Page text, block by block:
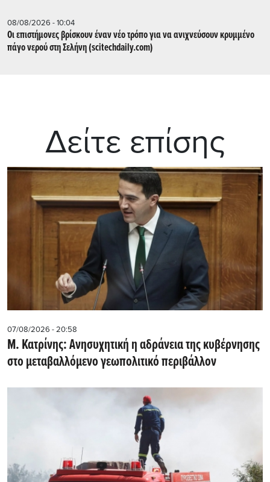
08/08/2026 - 10:04
Οι επιστήμονες βρίσκουν έναν νέο τρόπο για να ανιχνεύσουν κρυμμένο
πάγο νερού στη Σελήνη (scitechdaily.com)
Δείτε επίσης
07/08/2026 - 20:58
Μ. Κατρίνης: Ανησυχητική η αδράνεια της κυβέρνησης
στο μεταβαλλόμενο γεωπολιτικό περιβάλλον